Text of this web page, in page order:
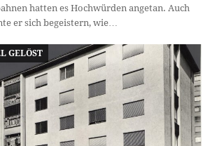
hatten es Hochwürden angetan. Auch
er sich begeistern, wie…
GELÖST